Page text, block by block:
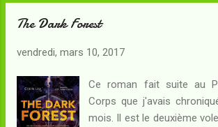
au premier coup d'oeil
couverture déjà utilisée à
ma chronique, j'avais
traductions des termes
The Dark Forest
vendredi, mars 10, 2017
Ce roman fait suite au
Corps que j'avais
mois. Il est le deuxième